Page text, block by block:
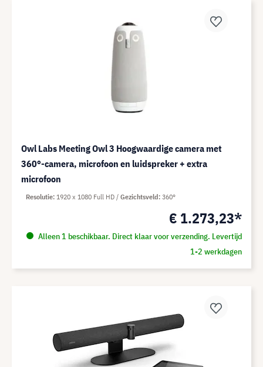
Owl Labs Meeting Owl 3 Hoogwaardige camera met
360°-camera, microfoon en luidspreker + extra
microfoon
€ 1.273,23*
Alleen 1 beschikbaar. Direct klaar voor verzending. Levertijd
1-2 werkdagen
Resolutie 1920 x 1080 Full HD Gezichtsveld 360°